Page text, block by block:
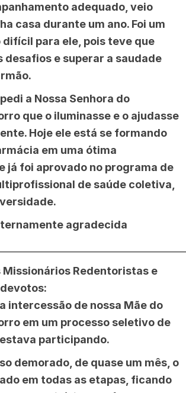
adequado, veio
casa durante um ano. Foi um
para ele, pois teve que
desafios e superar a saudade
a Nossa Senhora do
que o iluminasse e o ajudasse
Hoje ele está se formando
em uma ótima
já foi aprovado no programa de
de saúde coletiva,
agradecida
Missionários Redentoristas e
intercessão de nossa Mãe do
em um processo seletivo de
participando.
demorado, de quase um mês, o
em todas as etapas, ficando